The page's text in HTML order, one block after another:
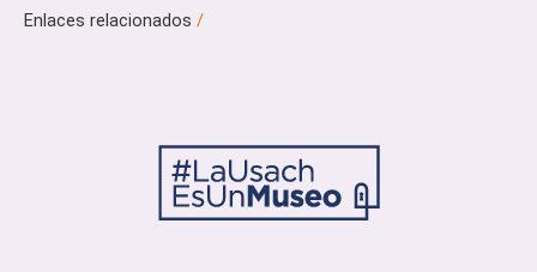
Enlaces relacionados /